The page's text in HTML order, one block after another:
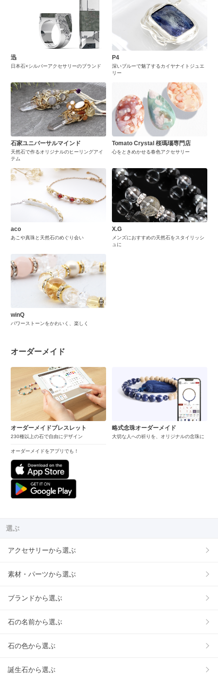
迅
日本石×シルバーアクセサリーのブランド
P4
深いブルーで魅了するカイヤナイトジュエ
リー
石家ユニバーサルマインド
天然石で作るオリジナルのヒーリングアイ
テム
Tomato Crystal 桜瑪瑙専門店
心をときめかせる春色アクセサリー
aco
あこや真珠と天然石のめぐり会い
X.G
メンズにおすすめの天然石をスタイリッシ
ュに
winQ
パワーストーンをかわいく、楽しく
オーダーメイド
オーダーメイドブレスレット
230種以上の石で自由にデザイン
オーダーメイドをアプリでも！
略式念珠オーダーメイド
大切な人への祈りを、オリジナルの念珠に
選ぶ
アクセサリーから選ぶ
素材・パーツから選ぶ
ブランドから選ぶ
石の名前から選ぶ
石の色から選ぶ
誕生石から選ぶ